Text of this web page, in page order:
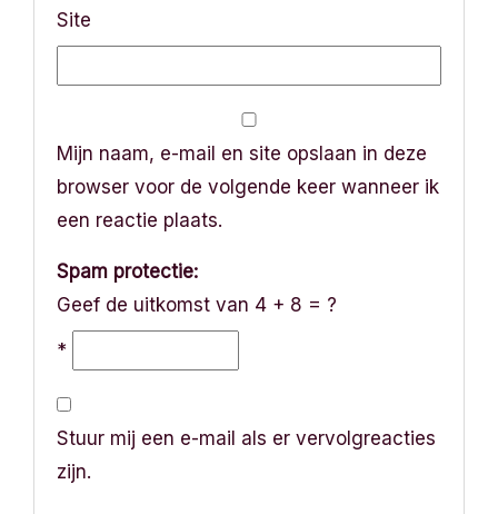
Site
Mijn naam, e-mail en site opslaan in deze
browser voor de volgende keer wanneer ik
een reactie plaats.
Spam protectie:
Geef de uitkomst van 4 + 8 = ?
*
Stuur mij een e-mail als er vervolgreacties
zijn.